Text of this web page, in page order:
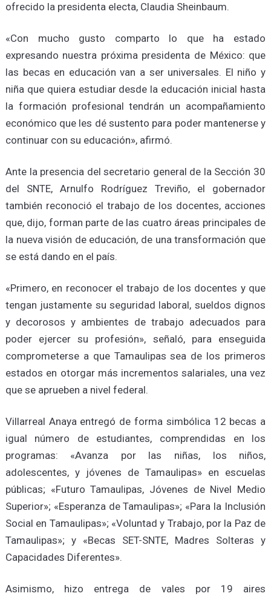
ofrecido la presidenta electa, Claudia Sheinbaum.
«Con mucho gusto comparto lo que ha estado
expresando nuestra próxima presidenta de México: que
las becas en educación van a ser universales. El niño y
niña que quiera estudiar desde la educación inicial hasta
la formación profesional tendrán un acompañamiento
económico que les dé sustento para poder mantenerse y
continuar con su educación», afirmó.
Ante la presencia del secretario general de la Sección 30
del SNTE, Arnulfo Rodríguez Treviño, el gobernador
también reconoció el trabajo de los docentes, acciones
que, dijo, forman parte de las cuatro áreas principales de
la nueva visión de educación, de una transformación que
se está dando en el país.
«Primero, en reconocer el trabajo de los docentes y que
tengan justamente su seguridad laboral, sueldos dignos
y decorosos y ambientes de trabajo adecuados para
poder ejercer su profesión», señaló, para enseguida
comprometerse a que Tamaulipas sea de los primeros
estados en otorgar más incrementos salariales, una vez
que se aprueben a nivel federal.
Villarreal Anaya entregó de forma simbólica 12 becas a
igual número de estudiantes, comprendidas en los
programas: «Avanza por las niñas, los niños,
adolescentes, y jóvenes de Tamaulipas» en escuelas
públicas; «Futuro Tamaulipas, Jóvenes de Nivel Medio
Superior»; «Esperanza de Tamaulipas»; «Para la Inclusión
Social en Tamaulipas»; «Voluntad y Trabajo, por la Paz de
Tamaulipas»; y «Becas SET-SNTE, Madres Solteras y
Capacidades Diferentes».
Asimismo, hizo entrega de vales por 19 aires